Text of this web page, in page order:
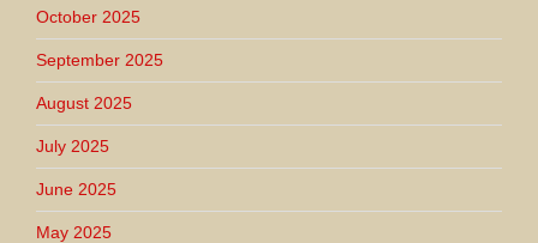
October 2025
September 2025
August 2025
July 2025
June 2025
May 2025